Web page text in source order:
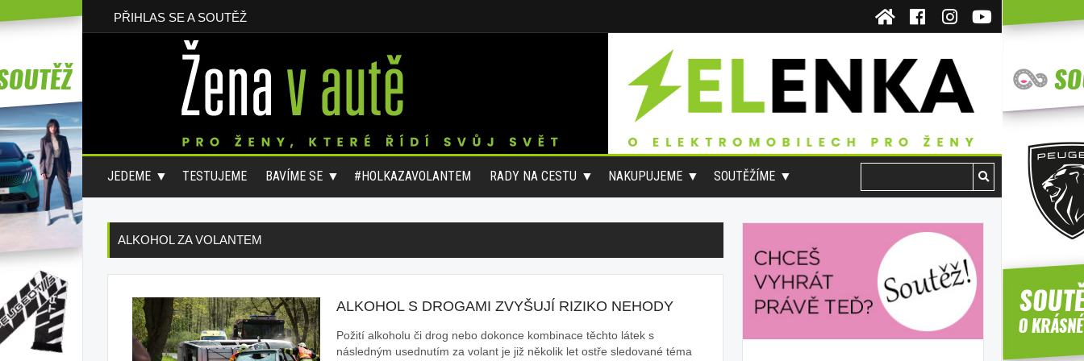
PŘIHLAS SE A SOUTĚŽ
JEDEME TESTUJEME BAVÍME SE #HOLKAZAVOLANTEM RADY NA CESTU NAKUPUJEME SOUTĚŽÍME
ALKOHOL ZA VOLANTEM
ALKOHOL S DROGAMI ZVYŠUJÍ RIZIKO NEHODY
Požití alkoholu či drog nebo dokonce kombinace těchto látek s
následným usednutím za volant je již několik let ostře sledované téma